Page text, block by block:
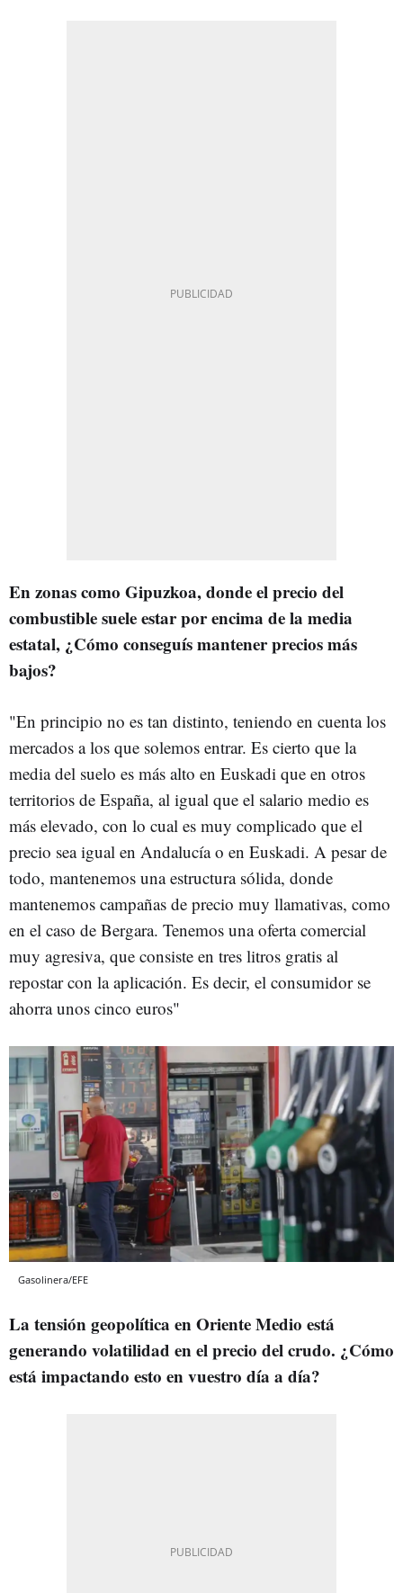
En zonas como Gipuzkoa, donde el precio del
combustible suele estar por encima de la media
estatal, ¿Cómo conseguís mantener precios más
bajos?
"En principio no es tan distinto, teniendo en cuenta los
mercados a los que solemos entrar. Es cierto que la
media del suelo es más alto en Euskadi que en otros
territorios de España, al igual que el salario medio es
más elevado, con lo cual es muy complicado que el
precio sea igual en Andalucía o en Euskadi. A pesar de
todo, mantenemos una estructura sólida, donde
mantenemos campañas de precio muy llamativas, como
en el caso de Bergara. Tenemos una oferta comercial
muy agresiva, que consiste en tres litros gratis al
repostar con la aplicación. Es decir, el consumidor se
ahorra unos cinco euros"
Gasolinera/EFE
La tensión geopolítica en Oriente Medio está
generando volatilidad en el precio del crudo. ¿Cómo
está impactando esto en vuestro día a día?